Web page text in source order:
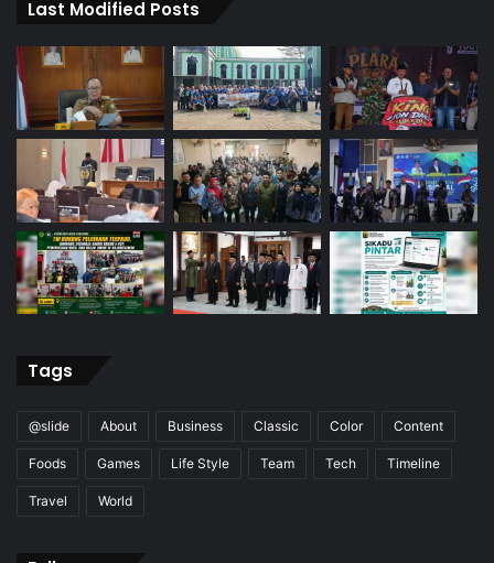
Last Modified Posts
Tags
@slide About Business Classic Color Content
Foods Games Life Style Team Tech Timeline
Travel World